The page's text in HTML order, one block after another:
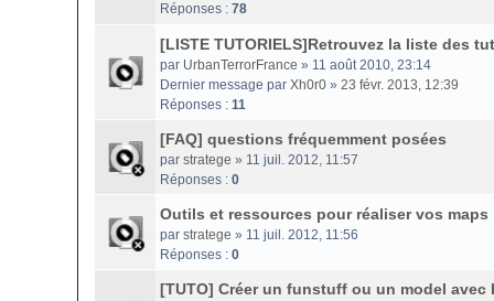
Réponses : 78
[LISTE TUTORIELS]Retrouvez la liste des
par UrbanTerrorFrance » 11 août 2010, 23:14
Dernier message par Xh0r0 » 23 févr. 2013, 12:39
Réponses : 11
[FAQ] questions fréquemment posées
par stratege » 11 juil. 2012, 11:57
Réponses : 0
Outils et ressources pour réaliser vos maps
par stratege » 11 juil. 2012, 11:56
Réponses : 0
[TUTO] Créer un funstuff ou un model avec